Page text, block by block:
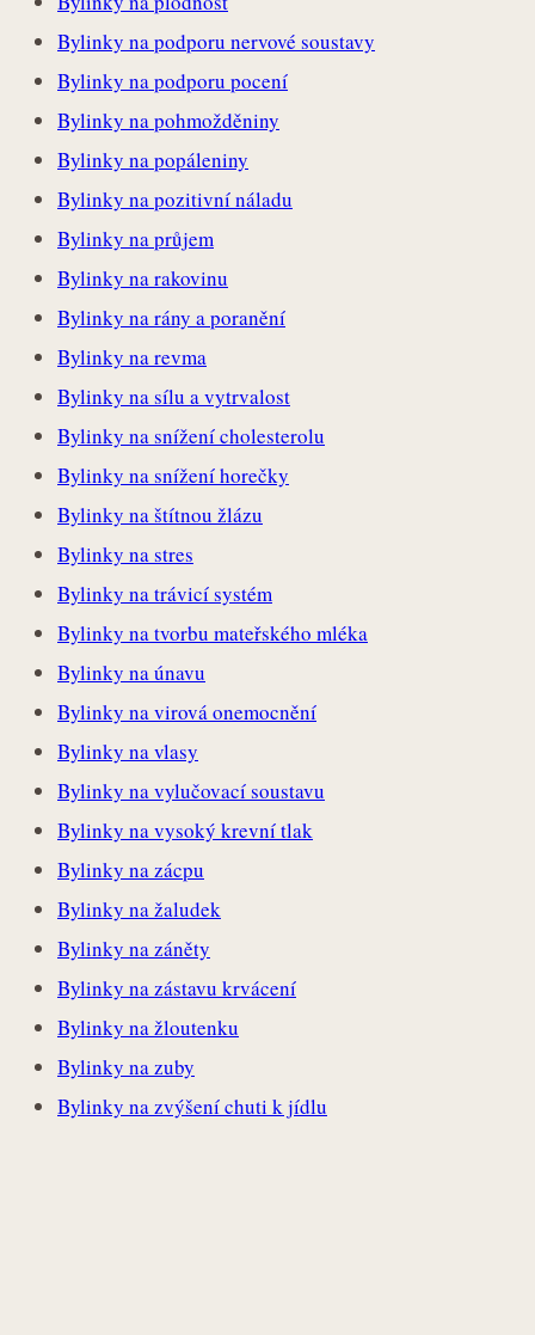
Bylinky na podporu nervové soustavy
Bylinky na podporu pocení
Bylinky na pohmožděniny
Bylinky na popáleniny
Bylinky na pozitivní náladu
Bylinky na průjem
Bylinky na rakovinu
Bylinky na rány a poranění
Bylinky na revma
Bylinky na sílu a vytrvalost
Bylinky na snížení cholesterolu
Bylinky na snížení horečky
Bylinky na štítnou žlázu
Bylinky na stres
Bylinky na trávicí systém
Bylinky na tvorbu mateřského mléka
Bylinky na únavu
Bylinky na virová onemocnění
Bylinky na vlasy
Bylinky na vylučovací soustavu
Bylinky na vysoký krevní tlak
Bylinky na zácpu
Bylinky na žaludek
Bylinky na záněty
Bylinky na zástavu krvácení
Bylinky na žloutenku
Bylinky na zuby
Bylinky na zvýšení chuti k jídlu